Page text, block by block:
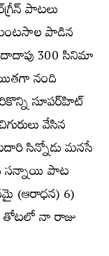
పాటలు
పాడిన
300 సినిమా
నంది
సూపర్‌హిట్
వేసిన
సిన్నోడు మనసే
సన్నాయి పాట
(ఆరాధన) 6)
తోటలో నా రాజు